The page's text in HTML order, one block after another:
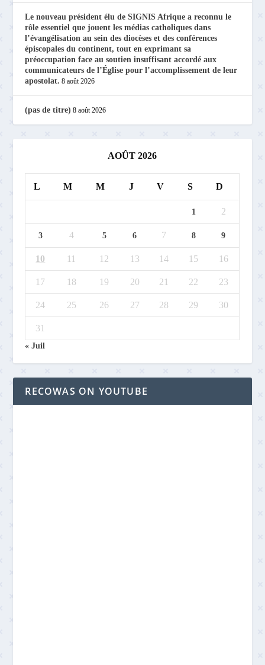
Le nouveau président élu de SIGNIS Afrique a reconnu le
rôle essentiel que jouent les médias catholiques dans
l’évangélisation au sein des diocèses et des conférences
épiscopales du continent, tout en exprimant sa
préoccupation face au soutien insuffisant accordé aux
communicateurs de l’Église pour l’accomplissement de leur
apostolat. 8 août 2026
(pas de titre) 8 août 2026
AOÛT 2026
L M M J V S D
1 2
3 4 5 6 7 8 9
10 11 12 13 14 15 16
17 18 19 20 21 22 23
24 25 26 27 28 29 30
31
« Juil
RECOWAS ON YOUTUBE